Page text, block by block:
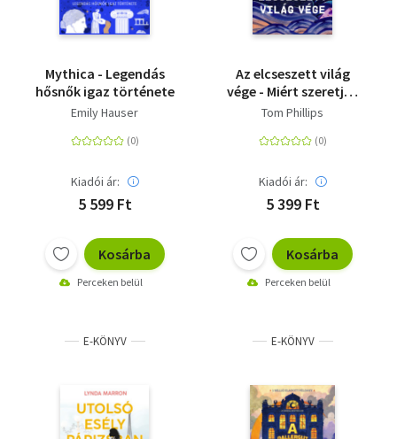
Mythica - Legendás
hősnők igaz története
Emily Hauser
Kiadói ár:
5 599 Ft
Kosárba
Perceken belül
Az elcseszett világ
vége - Miért szeretjük
annyira az
Tom Phillips
Kiadói ár:
5 399 Ft
Kosárba
Perceken belül
E-KÖNYV E-KÖNYV